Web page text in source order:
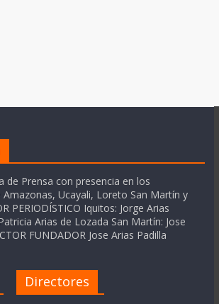
de Prensa con presencia en los
Ucayali, Loreto San Martín y
PERIODÍSTICO Iquitos: Jorge Arias
Arias de Lozada San Martín: Jose
FUNDADOR Jose Arias Padilla
Directores